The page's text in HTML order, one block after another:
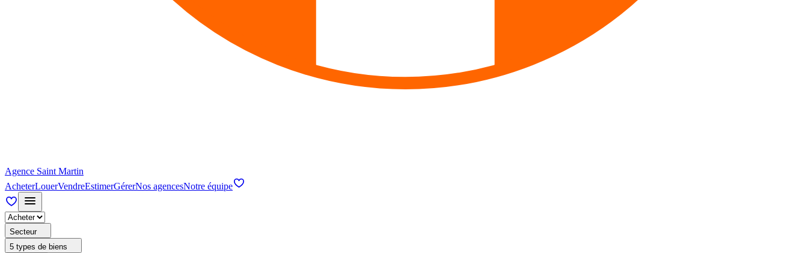
Agence Saint Martin
AcheterLouerVendreEstimerGérerNos agencesNotre équipe
Secteur
5 types de biens